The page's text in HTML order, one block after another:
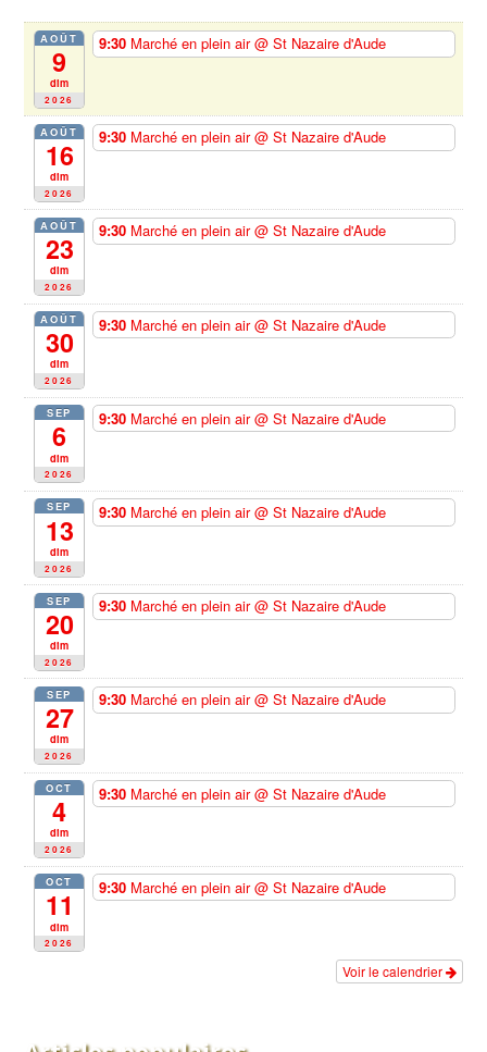
AOÛT
9
dim
2026
9:30 Marché en plein air@ St Nazaire d'Aude
AOÛT
16
dim
2026
9:30 Marché en plein air@ St Nazaire d'Aude
AOÛT
23
dim
2026
9:30 Marché en plein air@ St Nazaire d'Aude
AOÛT
30
dim
2026
9:30 Marché en plein air@ St Nazaire d'Aude
SEP
6
dim
2026
9:30 Marché en plein air@ St Nazaire d'Aude
SEP
13
dim
2026
9:30 Marché en plein air@ St Nazaire d'Aude
SEP
20
dim
2026
9:30 Marché en plein air@ St Nazaire d'Aude
SEP
27
dim
2026
9:30 Marché en plein air@ St Nazaire d'Aude
OCT
4
dim
2026
9:30 Marché en plein air@ St Nazaire d'Aude
OCT
11
dim
2026
9:30 Marché en plein air@ St Nazaire d'Aude
Voir le calendrier